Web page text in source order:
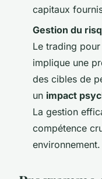
capitaux
Gestion du
Le trading
implique une
des cibles de
un impact
La gestion
compétence
environnement.